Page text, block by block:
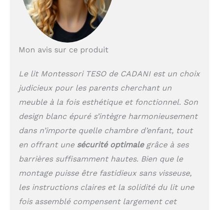
mouvement naturel
dans un environnement
ventilation et soutien
140x200.
Mon avis sur ce produit
Le lit Montessori TESO de CADANI est un choix
judicieux pour les parents cherchant un
meuble à la fois esthétique et fonctionnel. Son
design blanc épuré s’intègre harmonieusement
dans n’importe quelle chambre d’enfant, tout
en offrant une sécurité optimalegrâce à ses
barrières suffisamment hautes. Bien que le
montage puisse être fastidieux sans visseuse,
les instructions claires et la solidité du lit une
fois assemblé compensent largement cet